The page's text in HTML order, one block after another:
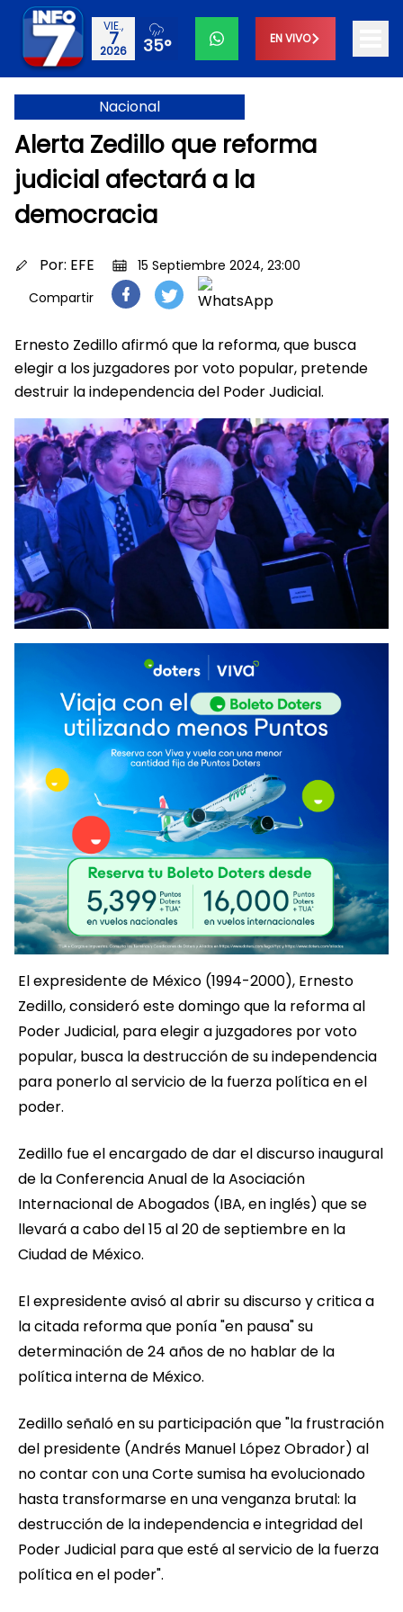
VIE.,
7
2026 35° EN VIVO
Nacional
Alerta Zedillo que reforma
judicial afectará a la
democracia
Por: EFE
15 Septiembre 2024, 23:00
Compartir
Ernesto Zedillo afirmó que la reforma, que busca
elegir a los juzgadores por voto popular, pretende
destruir la independencia del Poder Judicial.
El expresidente de México (1994-2000), Ernesto
Zedillo, consideró este domingo que la reforma al
Poder Judicial, para elegir a juzgadores por voto
popular, busca la destrucción de su independencia
para ponerlo al servicio de la fuerza política en el
poder.
Zedillo fue el encargado de dar el discurso inaugural
de la Conferencia Anual de la Asociación
Internacional de Abogados (IBA, en inglés) que se
llevará a cabo del 15 al 20 de septiembre en la
Ciudad de México.
El expresidente avisó al abrir su discurso y critica a
la citada reforma que ponía "en pausa" su
determinación de 24 años de no hablar de la
política interna de México.
Zedillo señaló en su participación que "la frustración
del presidente (Andrés Manuel López Obrador) al
no contar con una Corte sumisa ha evolucionado
hasta transformarse en una venganza brutal: la
destrucción de la independencia e integridad del
Poder Judicial para que esté al servicio de la fuerza
política en el poder".